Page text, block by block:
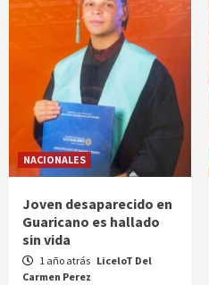
NACIONALES
Joven desaparecido en
Guaricano es hallado
sin vida
1 año atrás LiceloT Del
Carmen Perez